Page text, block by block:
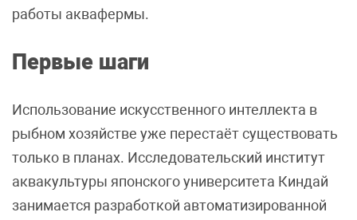
работы аквафермы.
Первые шаги
Использование искусственного интеллекта в
рыбном хозяйстве уже перестаёт существовать
только в планах. Исследовательский институт
аквакультуры японского университета Киндай
занимается разработкой автоматизированной